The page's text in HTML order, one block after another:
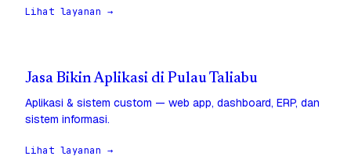
Lihat layanan →
Jasa Bikin Aplikasi di Pulau Taliabu
Aplikasi & sistem custom — web app, dashboard, ERP, dan
sistem informasi.
Lihat layanan →